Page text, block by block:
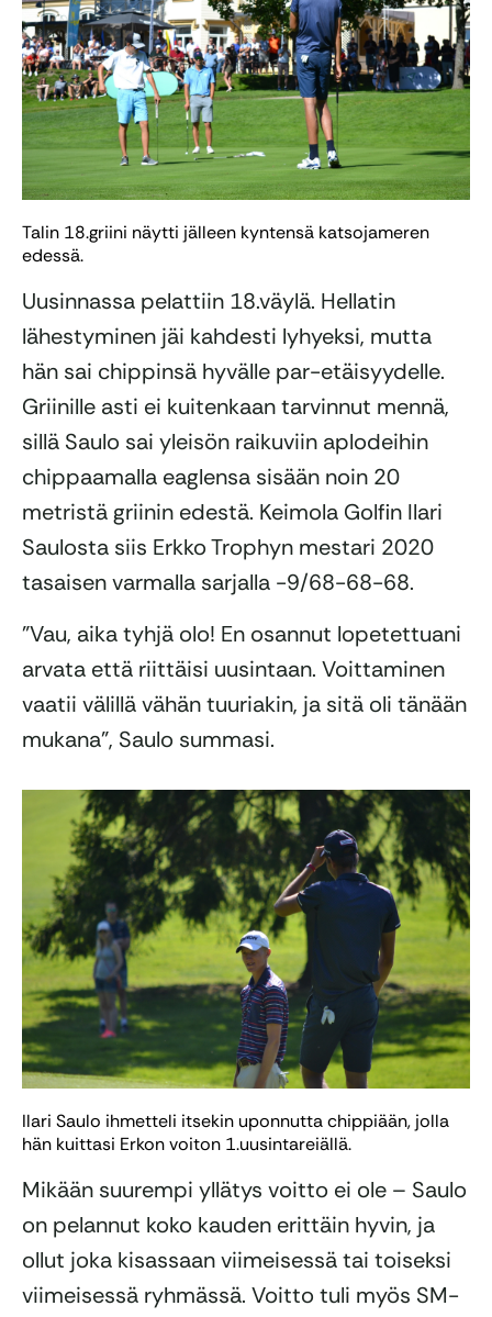
Talin 18.griini näytti jälleen kyntensä katsojameren
edessä.
Uusinnassa pelattiin 18.väylä. Hellatin
lähestyminen jäi kahdesti lyhyeksi, mutta
hän sai chippinsä hyvälle par-etäisyydelle.
Griinille asti ei kuitenkaan tarvinnut mennä,
sillä Saulo sai yleisön raikuviin aplodeihin
chippaamalla eaglensa sisään noin 20
metristä griinin edestä. Keimola Golfin Ilari
Saulosta siis Erkko Trophyn mestari 2020
tasaisen varmalla sarjalla -9/68-68-68.
”Vau, aika tyhjä olo! En osannut lopetettuani
arvata että riittäisi uusintaan. Voittaminen
vaatii välillä vähän tuuriakin, ja sitä oli tänään
mukana”, Saulo summasi.
Ilari Saulo ihmetteli itsekin uponnutta chippiään, jolla
hän kuittasi Erkon voiton 1.uusintareiällä.
Mikään suurempi yllätys voitto ei ole – Saulo
on pelannut koko kauden erittäin hyvin, ja
ollut joka kisassaan viimeisessä tai toiseksi
viimeisessä ryhmässä. Voitto tuli myös SM-